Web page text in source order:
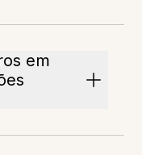
em